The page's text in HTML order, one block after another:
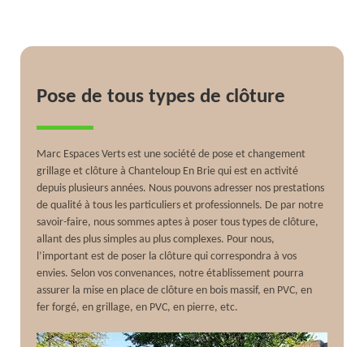
Pose de tous types de clôture
Marc Espaces Verts est une société de pose et changement
grillage et clôture à Chanteloup En Brie qui est en activité
depuis plusieurs années. Nous pouvons adresser nos prestations
de qualité à tous les particuliers et professionnels. De par notre
savoir-faire, nous sommes aptes à poser tous types de clôture,
allant des plus simples au plus complexes. Pour nous,
l’important est de poser la clôture qui correspondra à vos
envies. Selon vos convenances, notre établissement pourra
assurer la mise en place de clôture en bois massif, en PVC, en
fer forgé, en grillage, en PVC, en pierre, etc.